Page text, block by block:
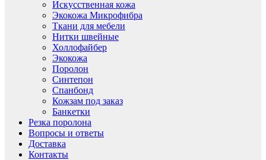
Искусственная кожа
Экокожа Микрофибра
Ткани для мебели
Нитки швейные
Холлофайбер
Экокожа
Поролон
Синтепон
Спанбонд
Кожзам под заказ
Банкетки
Резка поролона
Вопросы и ответы
Доставка
Контакты